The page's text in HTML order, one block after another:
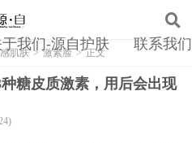
于我们-源自护肤 联系我们
肌肤 > 激素脸 >正文
糖皮质激素，用后会出现